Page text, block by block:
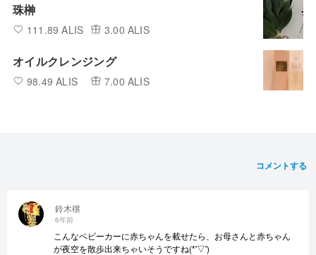
珠榊
111.89 ALIS 3.00 ALIS
オイルクレンジング
98.49 ALIS 7.00 ALIS
コメントする
鈴木穣
6年前
こんなベビーカーに赤ちゃんを載せたら、お母さんと赤ちゃん
が夜空を散歩出来ちゃいそうですね(*'▽')